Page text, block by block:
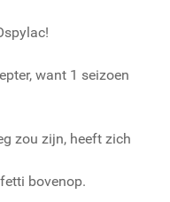
want 1 seizoen
zou zijn, heeft zich
bovenop.